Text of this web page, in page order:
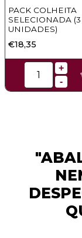
PACK COLHEITA
SELECIONADA (3
UNIDADES)
€18,35
+
-